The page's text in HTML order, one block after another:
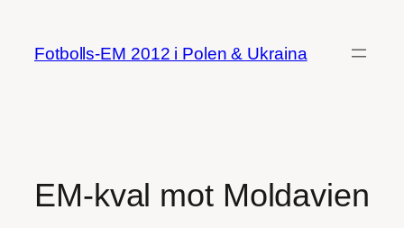
innehåll
Fotbolls-EM 2012 i Polen & Ukraina
EM-kval mot Moldavien